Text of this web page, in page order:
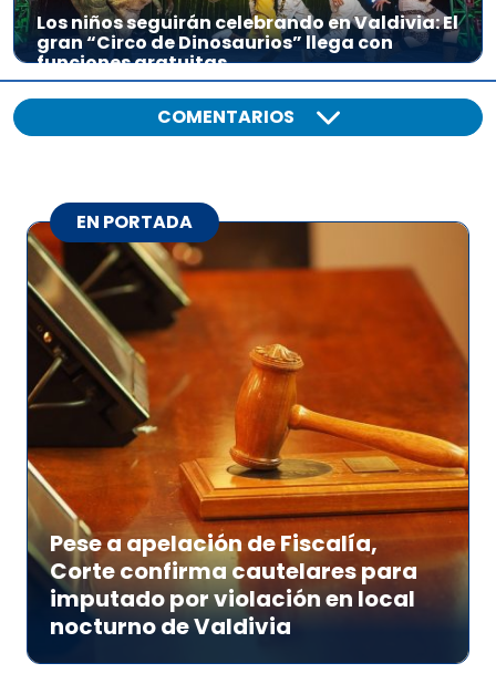
Los niños seguirán celebrando en Valdivia: El
gran “Circo de Dinosaurios” llega con
funciones gratuitas
COMENTARIOS
EN PORTADA
Pese a apelación de Fiscalía,
Corte confirma cautelares para
imputado por violación en local
nocturno de Valdivia